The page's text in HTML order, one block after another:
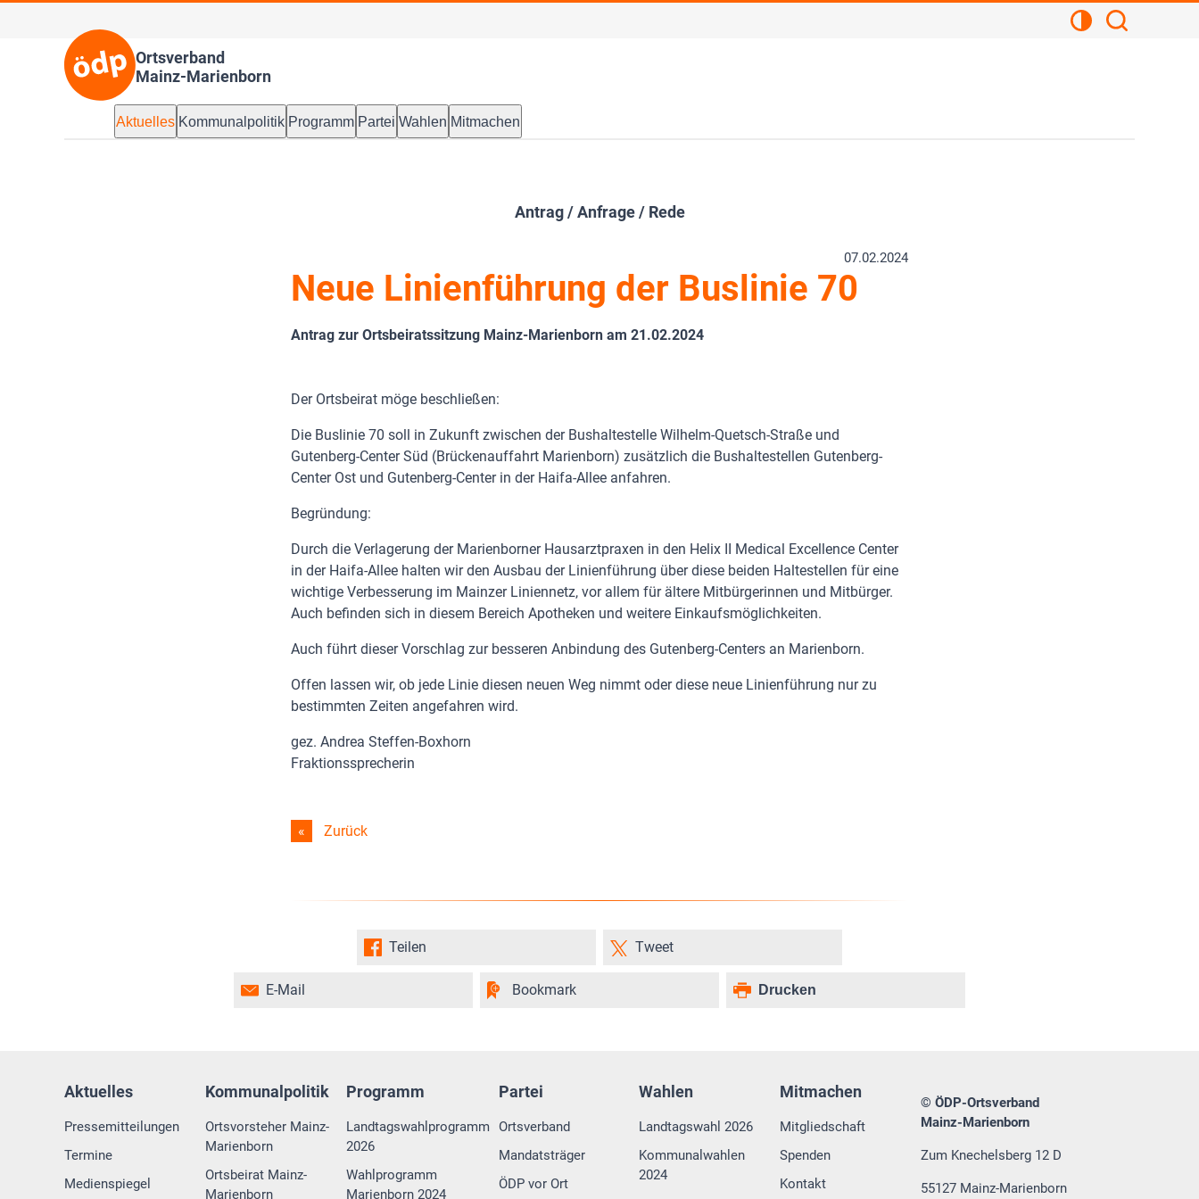
Ortsverband
Mainz-Marienborn
Kontrastansicht
Aktuelles Kommunalpolitik Programm Partei Wahlen Mitmachen
Antrag / Anfrage / Rede
07.02.2024
Neue Linienführung der Buslinie 70
Antrag zur Ortsbeiratssitzung Mainz-Marienborn am 21.02.2024
Der Ortsbeirat möge beschließen:
Die Buslinie 70 soll in Zukunft zwischen der Bushaltestelle Wilhelm-Quetsch-Straße und
Gutenberg-Center Süd (Brückenauffahrt Marienborn) zusätzlich die Bushaltestellen Gutenberg-
Center Ost und Gutenberg-Center in der Haifa-Allee anfahren.
Begründung:
Durch die Verlagerung der Marienborner Hausarztpraxen in den Helix II Medical Excellence Center
in der Haifa-Allee halten wir den Ausbau der Linienführung über diese beiden Haltestellen für eine
wichtige Verbesserung im Mainzer Liniennetz, vor allem für ältere Mitbürgerinnen und Mitbürger.
Auch befinden sich in diesem Bereich Apotheken und weitere Einkaufsmöglichkeiten.
Auch führt dieser Vorschlag zur besseren Anbindung des Gutenberg-Centers an Marienborn.
Offen lassen wir, ob jede Linie diesen neuen Weg nimmt oder diese neue Linienführung nur zu
bestimmten Zeiten angefahren wird.
gez. Andrea Steffen-Boxhorn
Fraktionssprecherin
Zurück
Teilen Tweet
E-Mail Bookmark Drucken
Aktuelles
Pressemitteilungen
Termine
Medienspiegel
Kommunalpolitik
Ortsvorsteher Mainz-
Marienborn
Ortsbeirat Mainz-
Marienborn
Programm
Landtagswahlprogramm
2026
Wahlprogramm
Marienborn 2024
Partei
Ortsverband
Mandatsträger
ÖDP vor Ort
Wahlen
Landtagswahl 2026
Kommunalwahlen
2024
Mitmachen
Mitgliedschaft
Spenden
Kontakt
© ÖDP-Ortsverband
Mainz-Marienborn
Zum Knechelsberg 12 D
55127 Mainz-Marienborn